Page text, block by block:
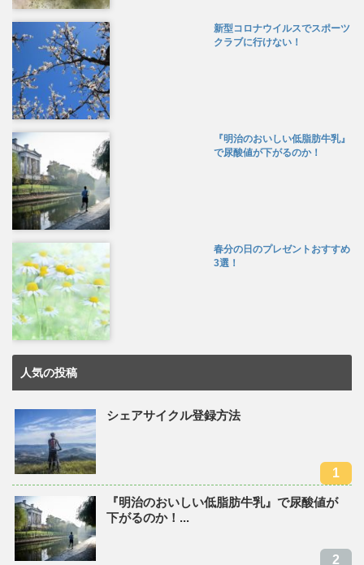
新型コロナウイルスでスポーツ
クラブに行けない！
『明治のおいしい低脂肪牛乳』
で尿酸値が下がるのか！
春分の日のプレゼントおすすめ
3選！
人気の投稿
シェアサイクル登録方法
『明治のおいしい低脂肪牛乳』で尿酸値が
下がるのか！...